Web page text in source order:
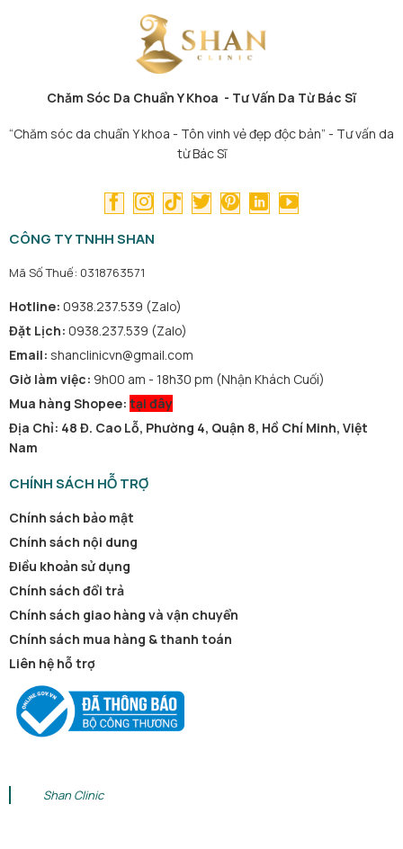
Chăm Sóc Da Chuẩn Y Khoa - Tư Vấn Da Từ Bác Sĩ
“Chăm sóc da chuẩn Y khoa - Tôn vinh vẻ đẹp độc bản” - Tư vấn da
từ Bác Sĩ
CÔNG TY TNHH SHAN
Mã Số Thuế: 0318763571
Hotline: 0938.237.539 (Zalo)
Đặt Lịch: 0938.237.539 (Zalo)
Email: shanclinicvn@gmail.com
Giờ làm việc: 9h00 am - 18h30 pm (Nhận Khách Cuối)
Mua hàng Shopee: tại đây
Địa Chỉ: 48 Đ. Cao Lỗ, Phường 4, Quận 8, Hồ Chí Minh, Việt
Nam
CHÍNH SÁCH HỖ TRỢ
Chính sách bảo mật
Chính sách nội dung
Điều khoản sử dụng
Chính sách đổi trả
Chính sách giao hàng và vận chuyển
Chính sách mua hàng & thanh toán
Liên hệ hỗ trợ
Shan Clinic